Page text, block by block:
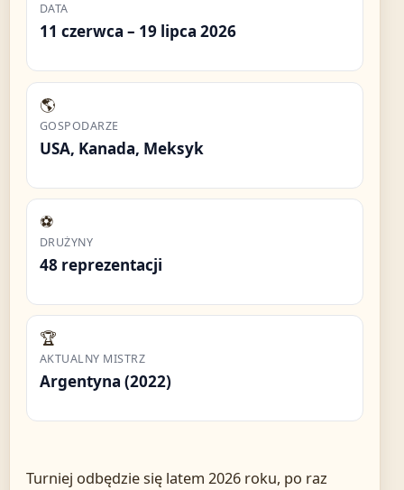
DATA
11 czerwca – 19 lipca 2026
🌎
GOSPODARZE
USA, Kanada, Meksyk
⚽
DRUŻYNY
48 reprezentacji
🏆
AKTUALNY MISTRZ
Argentyna (2022)
Turniej odbędzie się latem 2026 roku, po raz